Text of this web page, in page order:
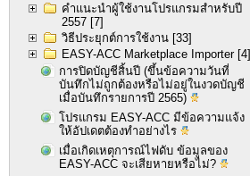
คำแนะนำผู้ใช้งานโปรแกรมสำหรับปี
2557 [7]
วิธีประยุกต์การใช้งาน [33]
EASY-ACC Marketplace Importer [4]
การปิดบัญชีสิ้นปี (ขึ้นข้อความวันที่
บันทึกไม่ถูกต้องหรือไม่อยู่ในงวดบัญชี
เมื่อบันทึกรายการปี 2565)
โปรแกรม EASY-ACC มีข้อความแจ้ง
ให้อัปเดตต้องทำอย่างไร
เมื่อเกิดเหตุการณ์ไฟดับ ข้อมูลของ
EASY-ACC จะเสียหายหรือไม่?